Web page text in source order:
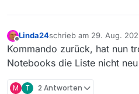
Linda24schrieb am 29. Aug.
zuletzt editiert von
Kommando zurück, hat nun
Notebooks die Liste nicht
M T 2 Antworten